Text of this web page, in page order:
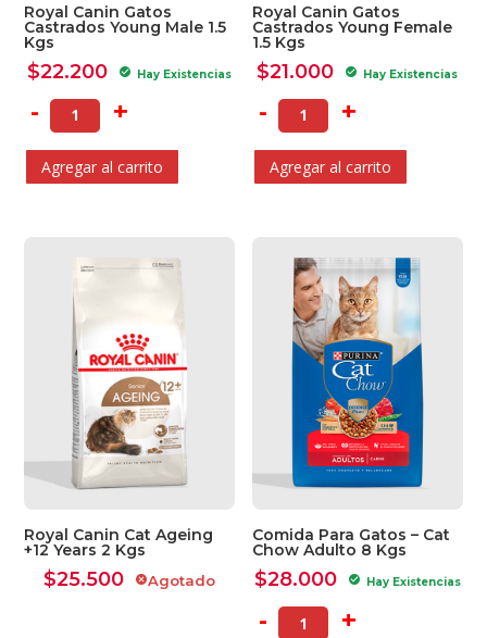
Royal Canin Gatos
Castrados Young Male 1.5
Kgs
$22.200 check_circle Hay Existencias
- +
Agregar al carrito
Royal Canin Gatos
Castrados Young Female
1.5 Kgs
$21.000 check_circle Hay Existencias
- +
Agregar al carrito
Royal Canin Cat Ageing
+12 Years 2 Kgs
$25.500 cancelAgotado
Comida Para Gatos – Cat
Chow Adulto 8 Kgs
$28.000 check_circle Hay Existencias
- +